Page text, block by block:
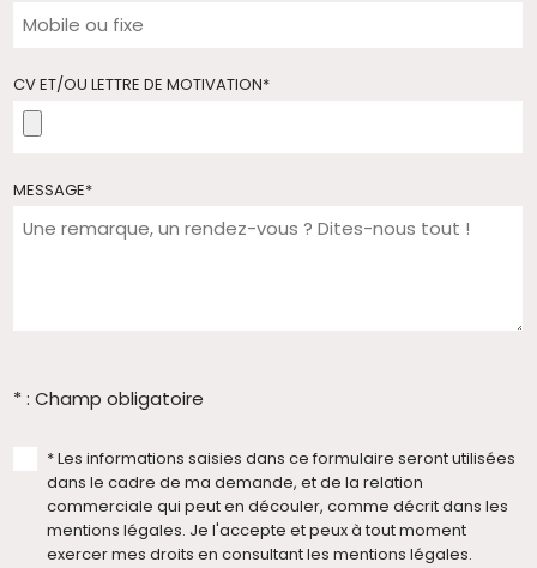
CV ET/OU LETTRE DE MOTIVATION*
MESSAGE*
* : Champ obligatoire
* Les informations saisies dans ce formulaire seront utilisées
dans le cadre de ma demande, et de la relation
commerciale qui peut en découler, comme décrit dans les
mentions légales. Je l'accepte et peux à tout moment
exercer mes droits en consultant les mentions légales.